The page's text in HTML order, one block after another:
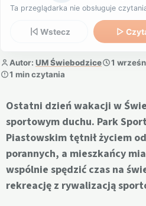
Ta przeglądarka nie obsługuje
Wstecz
Autor: UM Świebodzice
1
1 min czytania
Ostatni dzień wakacji w
sportowym duchu. Park
Piastowskim tętnił życiem
porannych, a mieszkańcy
wspólnie spędzić czas na
rekreację z rywalizacją